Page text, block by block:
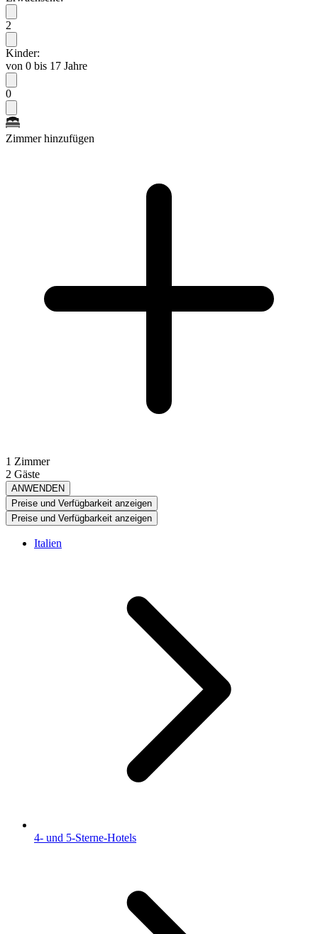
2
Kinder:
von 0 bis 17 Jahre
0
Zimmer hinzufügen
1 Zimmer
2 Gäste
ANWENDEN
Preise und Verfügbarkeit anzeigen
Preise und Verfügbarkeit anzeigen
Italien
4- und 5-Sterne-Hotels